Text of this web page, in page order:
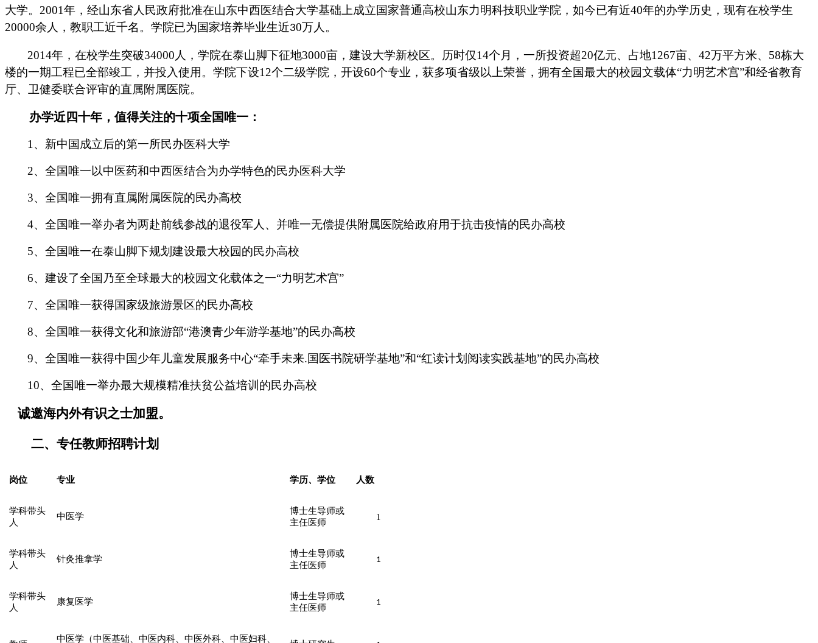
大学。 2001年，经山东省人民政府批准在山东中西医结合大学基础上成立国家普通高校山东力明科技职业学院，如今已有近40年的办学历史，现有在校学生
20000余人，教职工近千名。学院已为国家培养毕业生近30万人。
2014年， 在校学生突破34000人， 学院在泰山脚下征地3000亩，建设大学新校区。历时仅14个月，一所投资超20亿元、占地1267亩、42万平方米、58栋大
楼的一期工程已全部竣工，并投入使用。 学院下设12个二级学院，开设60个专业， 获多项省级以上荣誉， 拥有全国最大的校园文载体“力明艺术宫”和经省教育
厅、卫健委联合评审的直属附属医院。
办学近四十年，值得关注的十项全国唯一：
1、新中国成立后的第一所民办医科大学
2、全国唯一以中医药和中西医结合为办学特色的民办医科大学
3、全国唯一拥有直属附属医院的民办高校
4、全国唯一举办者为两赴前线参战的退役军人、并唯一无偿提供附属医院给政府用于抗击疫情的民办高校
5、全国唯一在泰山脚下规划建设最大校园的民办高校
6、建设了全国乃至全球最大的校园文化载体之一“力明艺术宫”
7、全国唯一获得国家级旅游景区的民办高校
8、全国唯一获得文化和旅游部“港澳青少年游学基地”的民办高校
9、全国唯一获得中国少年儿童发展服务中心“牵手未来.国医书院研学基地”和“红读计划阅读实践基地”的民办高校
10、全国唯一举办最大规模精准扶贫公益培训的民办高校
诚邀海内外有识之士加盟。
二、专任教师招聘计划
岗位 专业 学历、学位 人数
学科带头
人
中医学
博士生导师或
主任医师
1
学科带头
人
针灸推拿学
博士生导师或
主任医师
1
学科带头
人
康复医学
博士生导师或
主任医师
1
中医学（中医基础、中医内科、中医外科、中医妇科、